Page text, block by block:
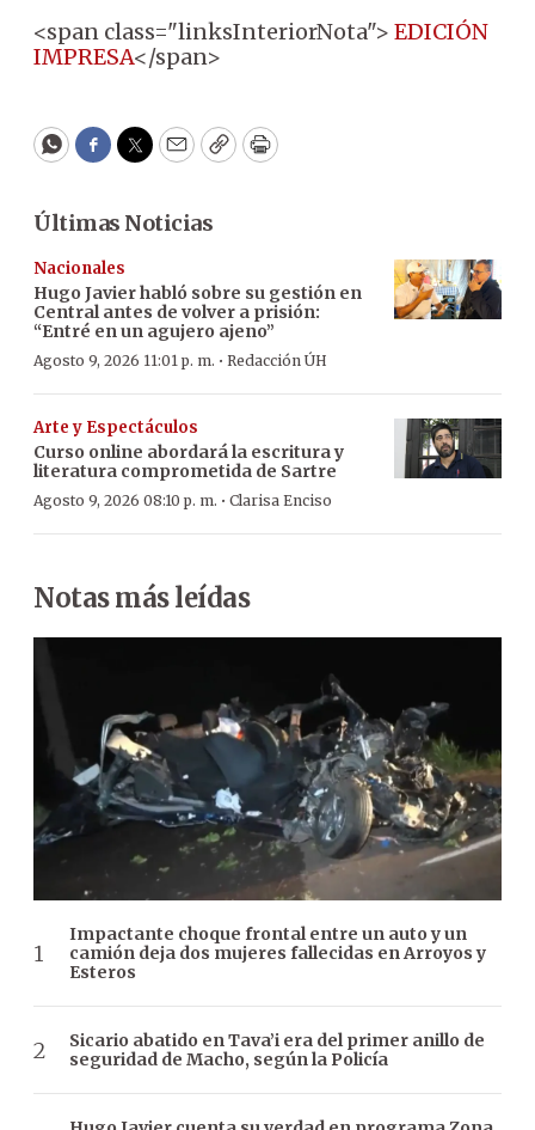
<span class="linksInteriorNota"> EDICIÓN
IMPRESA</span>
WhatsApp
Facebook
Twitter
EmailCopyPrint
Últimas Noticias
Nacionales
Hugo Javier habló sobre su gestión en
Central antes de volver a prisión:
“Entré en un agujero ajeno”
Agosto 9, 2026 11:01 p. m. · Redacción ÚH
Arte y Espectáculos
Curso online abordará la escritura y
literatura comprometida de Sartre
Agosto 9, 2026 08:10 p. m. · Clarisa Enciso
Notas más leídas
Impactante choque frontal entre un auto y un
camión deja dos mujeres fallecidas en Arroyos y
Esteros
Sicario abatido en Tava’i era del primer anillo de
seguridad de Macho, según la Policía